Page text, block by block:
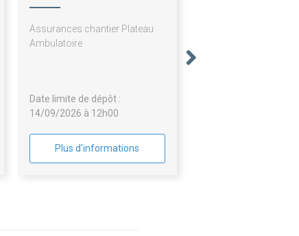
Assurances chantier Plateau
Ambulatoire
Date limite de dépôt :
14/09/2026 à 12h00
Plus d'informations